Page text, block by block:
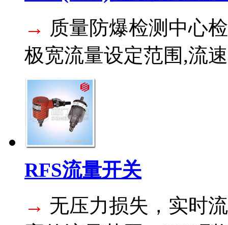
→ 质量防爆检测中心
极宽流量设定范围,流
RFS流量开关
→ 无压力损失，实时